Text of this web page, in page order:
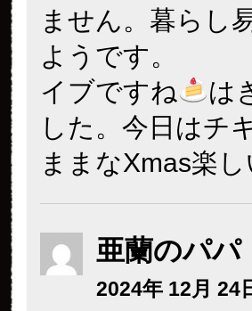
ません。暮らし
ようです。
イブですね
は
した。今日はチ
ままなXmas楽
亜蘭のパパ
2024年 12月 24